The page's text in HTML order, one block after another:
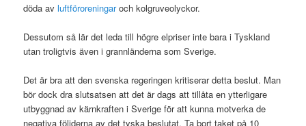
döda avluftföroreningaroch kolgruveolyckor.
Dessutom så lär det leda till högre elpriser inte bara i Tyskland
utan troligtvis även i grannländerna som Sverige.
Det är bra att den svenska regeringen kritiserar detta beslut. Man
bör dock dra slutsatsen att det är dags att tillåta en ytterligare
utbyggnad av kärnkraften i Sverige för att kunna motverka de
negativa följderna av det tyska beslutat. Ta bort taket på 10